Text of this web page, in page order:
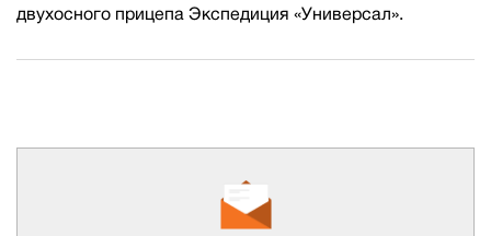
двухосного прицепа Экспедиция «Универсал».